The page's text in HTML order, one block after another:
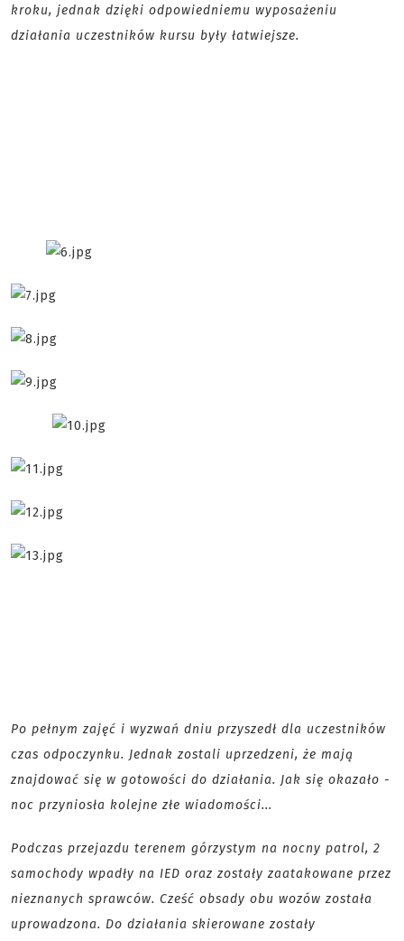
kroku, jednak dzięki odpowiedniemu wyposażeniu
działania uczestników kursu były łatwiejsze.
Po pełnym zajęć i wyzwań dniu przyszedł dla uczestników
czas odpoczynku. Jednak zostali uprzedzeni, że mają
znajdować się w gotowości do działania. Jak się okazało -
noc przyniosła kolejne złe wiadomości...
Podczas przejazdu terenem górzystym na nocny patrol, 2
samochody wpadły na IED oraz zostały zaatakowane przez
nieznanych sprawców. Cześć obsady obu wozów została
uprowadzona. Do działania skierowane zostały